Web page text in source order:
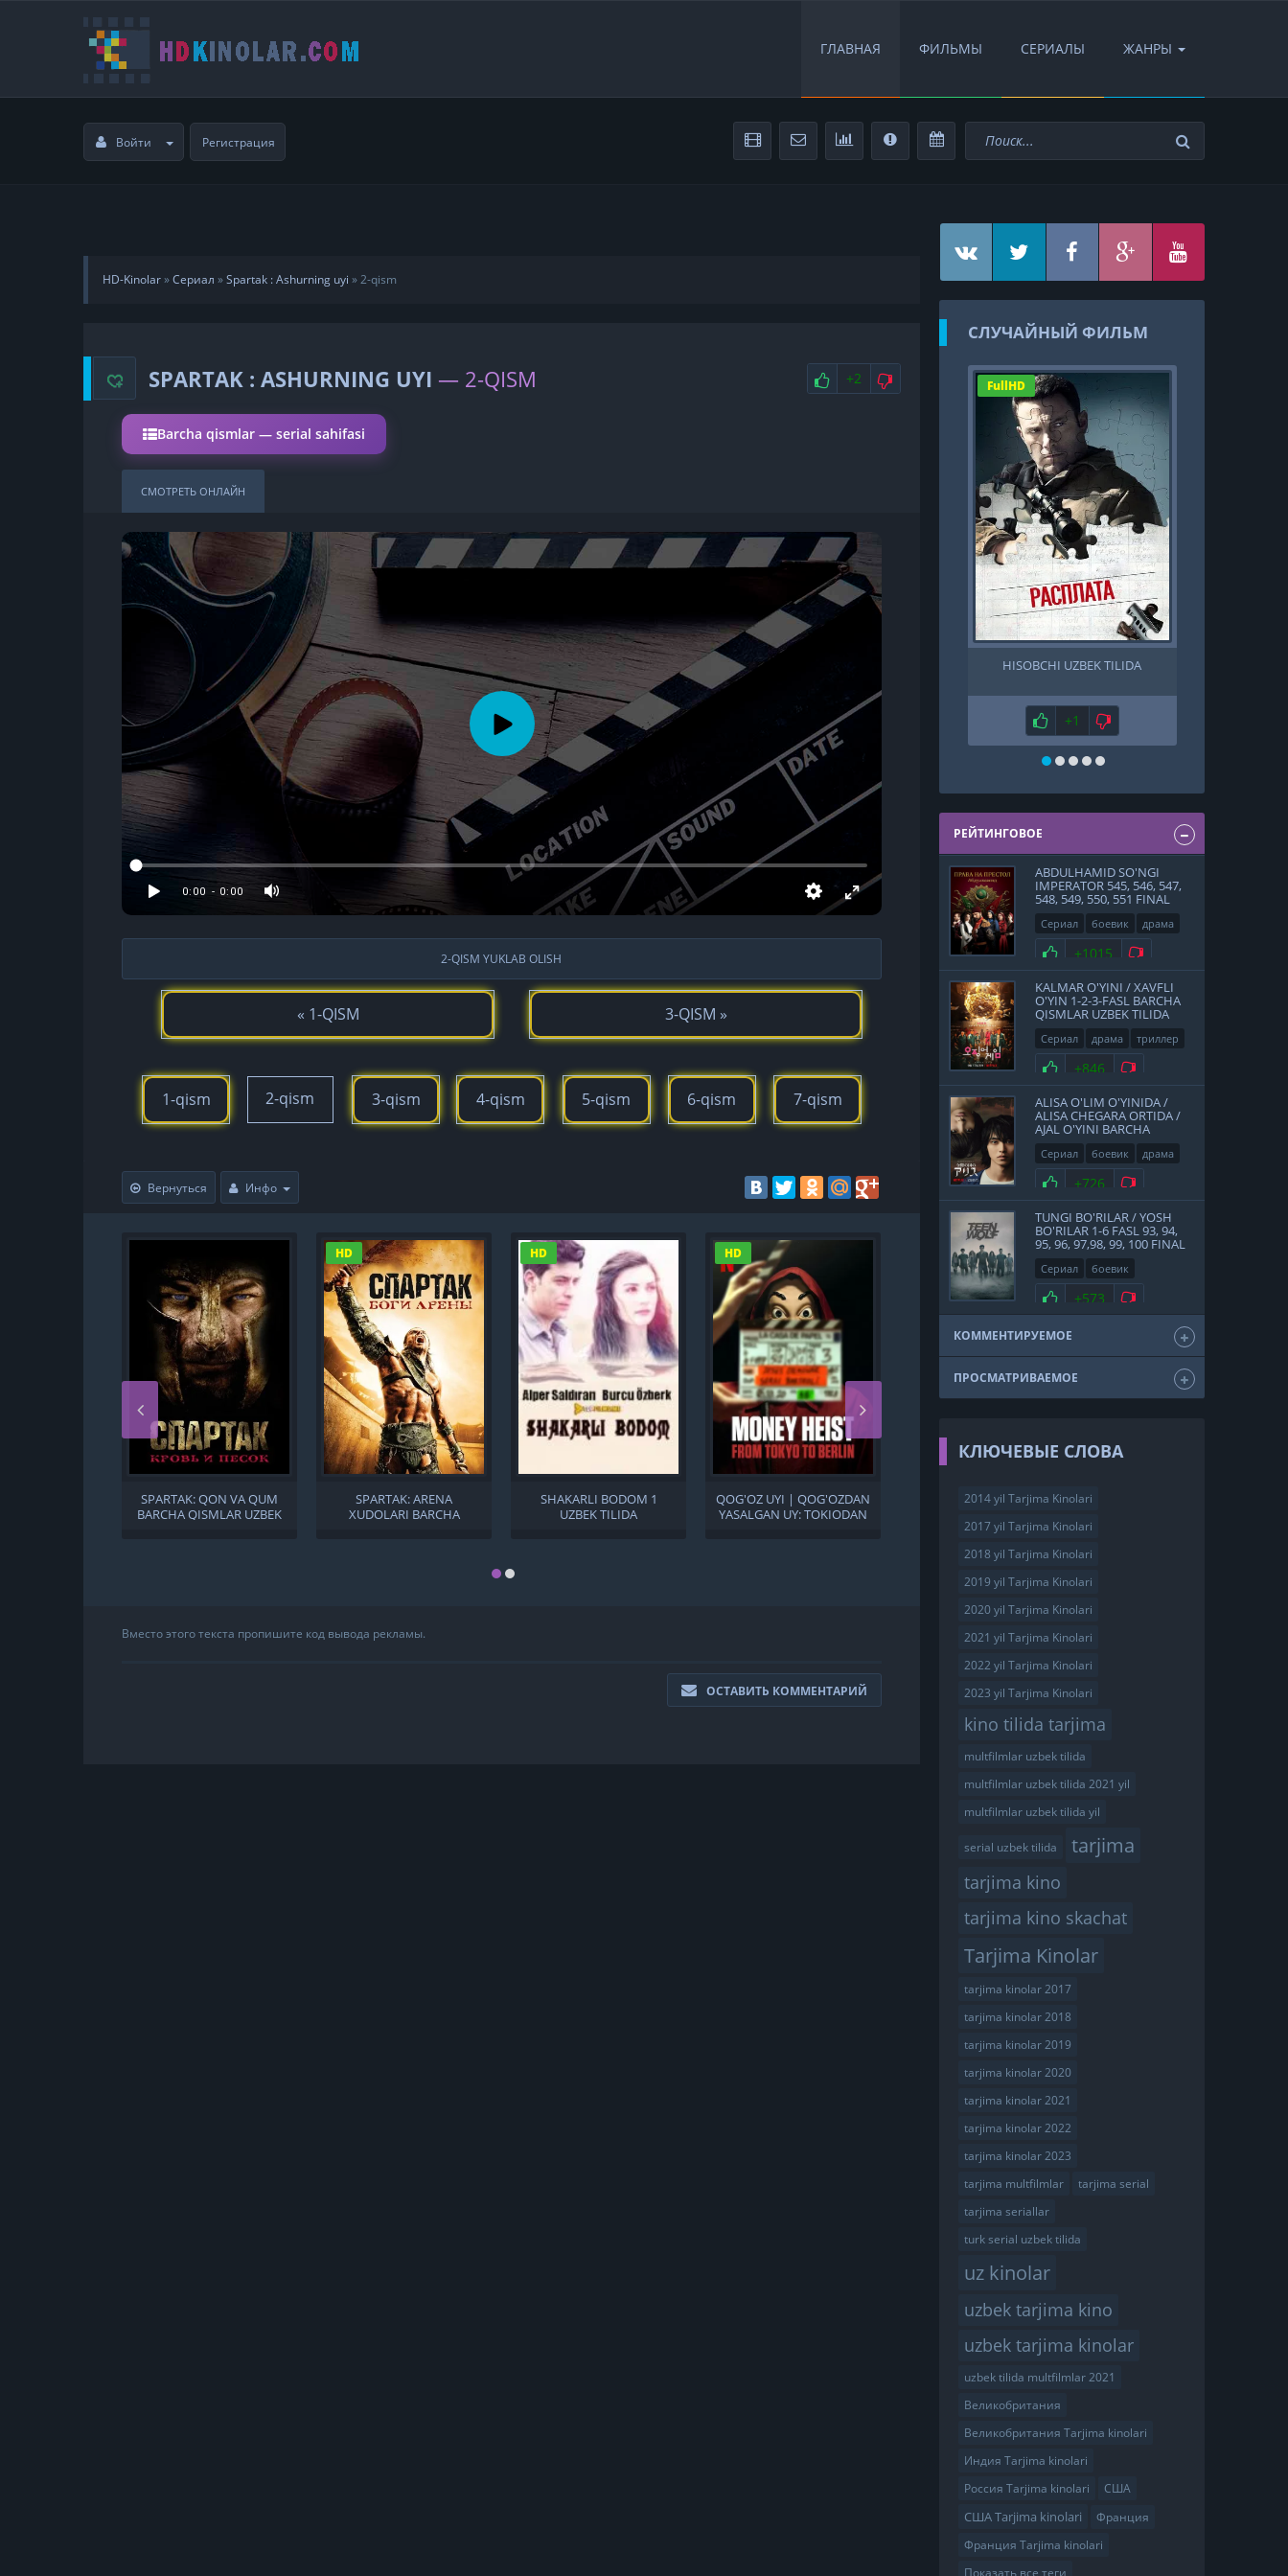
ГЛАВНАЯ ФИЛЬМЫ СЕРИАЛЫ ЖАНРЫ
Войти Регистрация
HD-Kinolar»Сериал »Spartak : Ashurning uyi »2-qism
SPARTAK : ASHURNING UYI — 2-QISM НРАВИТСЯ
+2 НЕ НРАВИТСЯ
Barcha qismlar — serial sahifasi
СМОТРЕТЬ ОНЛАЙН
2-QISM YUKLAB OLISH
« 1-QISM 3-QISM »
1-qism 2-qism 3-qism 4-qism 5-qism 6-qism 7-qism
Вернуться Инфо
SPARTAK: QON VA QUM
BARCHA QISMLAR UZBEK
HD
SPARTAK: ARENA
XUDOLARI BARCHA
HD
SHAKARLI BODOM 1
UZBEK TILIDA
HD
QOG'OZ UYI | QOG'OZDAN
YASALGAN UY: TOKIODAN
YO'RIQNOMA SHART EMAS
Вместо этого текста пропишите код вывода рекламы.
ОСТАВИТЬ КОММЕНТАРИЙ
СЛУЧАЙНЫЙ ФИЛЬМ
FullHD
HISOBCHI UZBEK TILIDA
Нравится
+1 Не нравится
РЕЙТИНГОВОЕ
ABDULHAMID SO'NGI
IMPERATOR 545, 546, 547,
548, 549, 550, 551 FINAL
QISMLAR UZBEK TILIDA
Сериал боевик
драма
история
2017
Нравится
+1015 Не нравится
KALMAR O'YINI / XAVFLI
O'YIN 1-2-3-FASL BARCHA
QISMLAR UZBEK TILIDA
Сериал драма
триллер
2021
Нравится
+846 Не нравится
ALISA O'LIM O'YINIDA /
ALISA CHEGARA ORTIDA /
AJAL O'YINI BARCHA
QISMLAR UZBEK TILIDA
Сериал боевик
драма
фантастика
Япония
Нравится
+726 Не нравится
TUNGI BO'RILAR / YOSH
BO'RILAR 1-6 FASL 93, 94,
95, 96, 97,98, 99, 100 FINAL
QISMLAR UZBEK TILIDA
Сериал
боевик
мелодрама
драма
2011
Нравится
+573 Не нравится
КОММЕНТИРУЕМОЕ
ПРОСМАТРИВАЕМОЕ
КЛЮЧЕВЫЕ СЛОВА
2014 yil Tarjima Kinolari
2017 yil Tarjima Kinolari
2018 yil Tarjima Kinolari
2019 yil Tarjima Kinolari
2020 yil Tarjima Kinolari
2021 yil Tarjima Kinolari
2022 yil Tarjima Kinolari
2023 yil Tarjima Kinolari
kino tilida tarjima
multfilmlar uzbek tilida
multfilmlar uzbek tilida 2021 yil
multfilmlar uzbek tilida yil
serial uzbek tilida tarjima
tarjima kino
tarjima kino skachat
Tarjima Kinolar
tarjima kinolar 2017
tarjima kinolar 2018
tarjima kinolar 2019
tarjima kinolar 2020
tarjima kinolar 2021
tarjima kinolar 2022
tarjima kinolar 2023
tarjima multfilmlar
tarjima serial
tarjima seriallar
turk serial uzbek tilida
uz kinolar
uzbek tarjima kino
uzbek tarjima kinolar
uzbek tilida multfilmlar 2021
Великобритания
Великобритания Tarjima kinolari
Индия Tarjima kinolari
Россия Tarjima kinolari
США
США Tarjima kinolari
Франция
Франция Tarjima kinolari
Показать все теги